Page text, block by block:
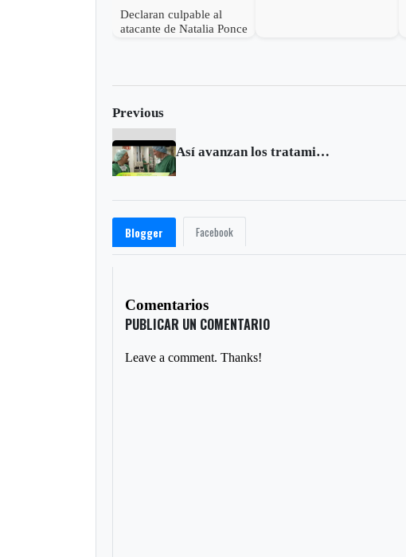
Declaran culpable al
atacante de Natalia Ponce
Previous
Así avanzan los tratamientos para el cáncer de próstata
Blogger Facebook
Comentarios
PUBLICAR UN COMENTARIO
Leave a comment. Thanks!